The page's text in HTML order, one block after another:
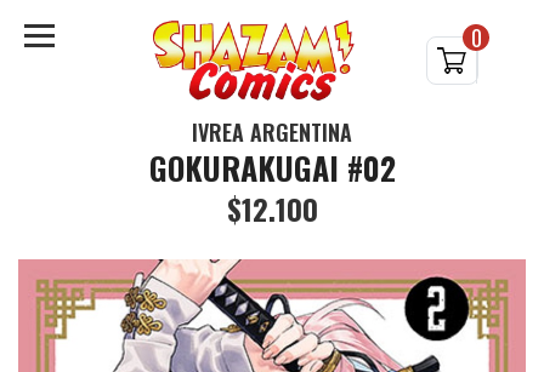
0
IVREA ARGENTINA
GOKURAKUGAI #02
$12.100